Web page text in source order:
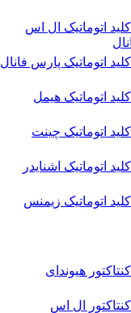
اتوماتیک ال اس
اتوماتیک پارس فانال
اتوماتیک هیمل
اتوماتیک چینت
اتوماتیک اشنایدر
اتوماتیک زیمنس
هیوندای
ال اس